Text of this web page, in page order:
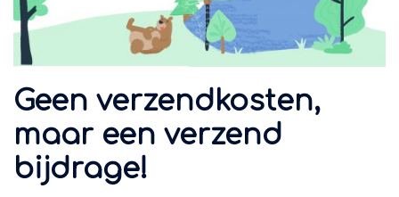
Geen verzendkosten,
maar een verzend
bijdrage!